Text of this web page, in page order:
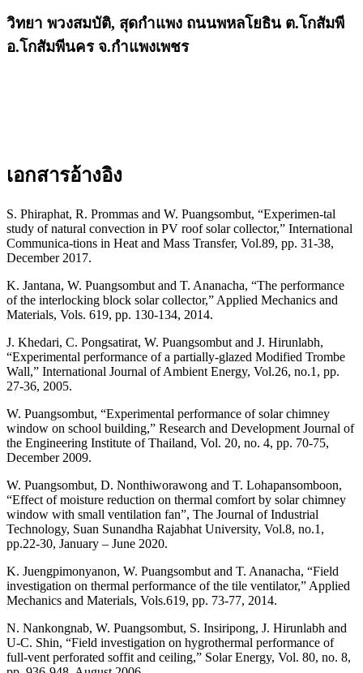
วิทยา พวงสมบัติ, สุดกำแพง ถนนพหลโยธิน ต.โกสัมพี
อ.โกสัมพีนคร จ.กำแพงเพชร
เอกสารอ้างอิง
S. Phiraphat, R. Prommas and W. Puangsombut, “Experimen-tal
study of natural convection in PV roof solar collector,” International
Communica-tions in Heat and Mass Transfer, Vol.89, pp. 31-38,
December 2017.
K. Jantana, W. Puangsombut and T. Ananacha, “The performance
of the interlocking block solar collector,” Applied Mechanics and
Materials, Vols. 619, pp. 130-134, 2014.
J. Khedari, C. Pongsatirat, W. Puangsombut and J. Hirunlabh,
“Experimental performance of a partially-glazed Modified Trombe
Wall,” International Journal of Ambient Energy, Vol.26, no.1, pp.
27-36, 2005.
W. Puangsombut, “Experimental performance of solar chimney
window on school building,” Research and Development Journal of
the Engineering Institute of Thailand, Vol. 20, no. 4, pp. 70-75,
December 2009.
W. Puangsombut, D. Nonthiworawong and T. Lohapansomboon,
“Effect of moisture reduction on thermal comfort by solar chimney
window with small ventilation fan”, The Journal of Industrial
Technology, Suan Sunandha Rajabhat University, Vol.8, no.1,
pp.22-30, January – June 2020.
K. Juengpimonyanon, W. Puangsombut and T. Ananacha, “Field
investigation on thermal performance of the tile ventilator,” Applied
Mechanics and Materials, Vols.619, pp. 73-77, 2014.
N. Nankongnab, W. Puangsombut, S. Insiripong, J. Hirunlabh and
U-C. Shin, “Field investigation on hygrothermal performance of
full-vent perforated soffit and ceiling,” Solar Energy, Vol. 80, no. 8,